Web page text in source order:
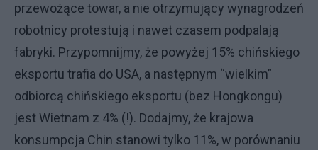
przewożące towar, a nie otrzymujący wynagrodzeń
robotnicy protestują i nawet czasem podpalają
fabryki. Przypomnijmy, że powyżej 15% chińskiego
eksportu trafia do USA, a następnym “wielkim”
odbiorcą chińskiego eksportu (bez Hongkongu)
jest Wietnam z 4% (!). Dodajmy, że krajowa
konsumpcja Chin stanowi tylko 11%, w porównaniu